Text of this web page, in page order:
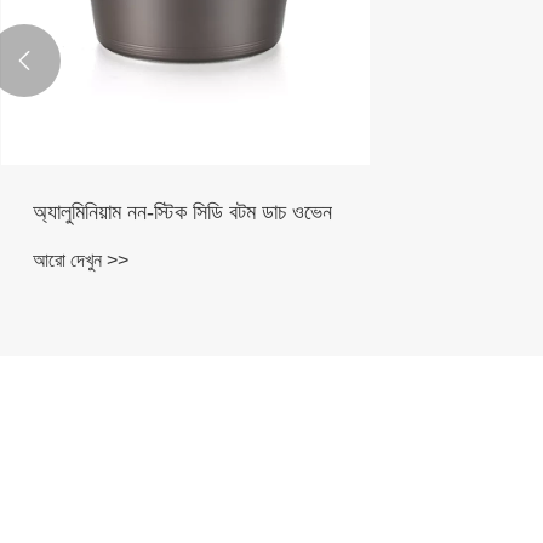
অ্যালুমিনিয়াম নন-স্টিক সিডি বটম ডাচ ওভেন
আরো দেখুন >>
